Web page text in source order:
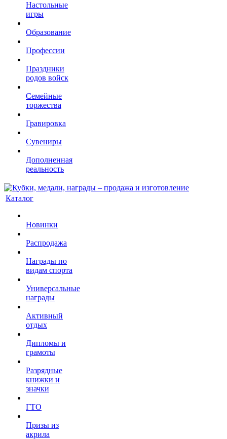
Настольные
игры
Образование
Профессии
Праздники
родов войск
Семейные
торжества
Гравировка
Сувениры
Дополненная
реальность
Каталог
Новинки
Распродажа
Награды по
видам спорта
Универсальные
награды
Активный
отдых
Дипломы и
грамоты
Разрядные
книжки и
значки
ГТО
Призы из
акрила